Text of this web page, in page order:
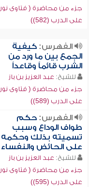
جزء من محاضرة ( فتاوى نور
على الدرب (582))
الفهرس:كيفية
الجمع بين ما ورد من
الشرب قائماً وقاعداً
للشيخ: عبد العزيز بن باز
جزء من محاضرة ( فتاوى نور
على الدرب (589))
الفهرس:حكم
طواف الوداع وسبب
تسميته بذلك وحكمه
على الحائض والنفساء
للشيخ: عبد العزيز بن باز
جزء من محاضرة ( فتاوى نور
على الدرب (595))